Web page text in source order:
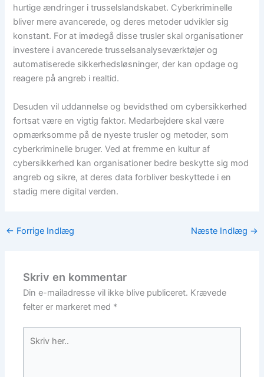
hurtige ændringer i trusselslandskabet. Cyberkriminelle
bliver mere avancerede, og deres metoder udvikler sig
konstant. For at imødegå disse trusler skal organisationer
investere i avancerede trusselsanalyseværktøjer og
automatiserede sikkerhedsløsninger, der kan opdage og
reagere på angreb i realtid.
Desuden vil uddannelse og bevidsthed om cybersikkerhed
fortsat være en vigtig faktor. Medarbejdere skal være
opmærksomme på de nyeste trusler og metoder, som
cyberkriminelle bruger. Ved at fremme en kultur af
cybersikkerhed kan organisationer bedre beskytte sig mod
angreb og sikre, at deres data forbliver beskyttede i en
stadig mere digital verden.
← Forrige Indlæg Næste Indlæg →
Skriv en kommentar
Din e-mailadresse vil ikke blive publiceret. Krævede
felter er markeret med *